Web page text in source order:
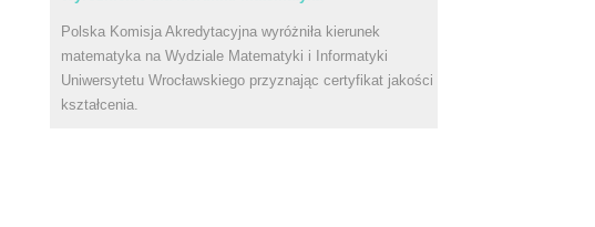
Polska Komisja Akredytacyjna wyróżniła kierunek
matematyka na Wydziale Matematyki i Informatyki
Uniwersytetu Wrocławskiego przyznając certyfikat jakości
kształcenia.